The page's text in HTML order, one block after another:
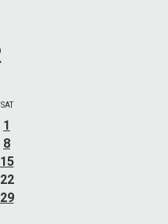
SAT
1
8
15
22
29